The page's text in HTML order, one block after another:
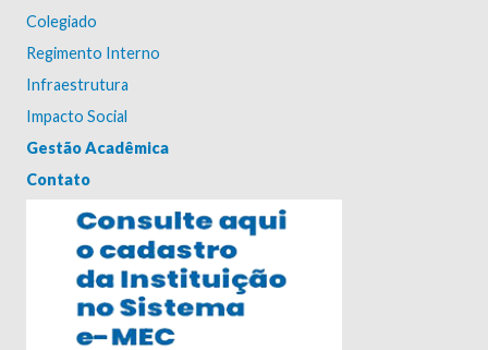
Colegiado
Regimento Interno
Infraestrutura
Impacto Social
Gestão Acadêmica
Contato